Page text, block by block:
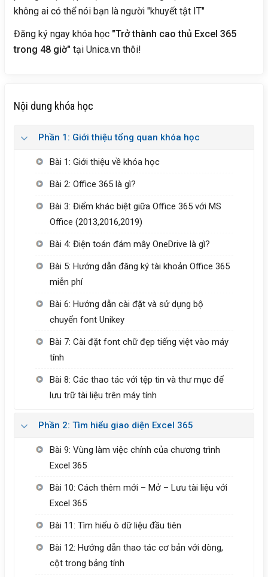
không ai có thể nói bạn là người "khuyết tật IT"
Đăng ký ngay khóa học "Trở thành cao thủ Excel 365
trong 48 giờ" tại Unica.vn thôi!
Nội dung khóa học
Phần 1: Giới thiệu tổng quan khóa học
Bài 1: Giới thiệu về khóa học
Bài 2: Office 365 là gì?
Bài 3: Điểm khác biệt giữa Office 365 với MS
Office (2013,2016,2019)
Bài 4: Điện toán đám mây OneDrive là gì?
Bài 5: Hướng dẫn đăng ký tài khoản Office 365
miễn phí
Bài 6: Hướng dẫn cài đặt và sử dụng bộ
chuyển font Unikey
Bài 7: Cài đặt font chữ đẹp tiếng việt vào máy
tính
Bài 8: Các thao tác với tệp tin và thư mục để
lưu trữ tài liệu trên máy tính
Phần 2: Tìm hiểu giao diện Excel 365
Bài 9: Vùng làm việc chính của chương trình
Excel 365
Bài 10: Cách thêm mới – Mở – Lưu tài liệu với
Excel 365
Bài 11: Tìm hiểu ô dữ liệu đầu tiên
Bài 12: Hướng dẫn thao tác cơ bản với dòng,
cột trong bảng tính